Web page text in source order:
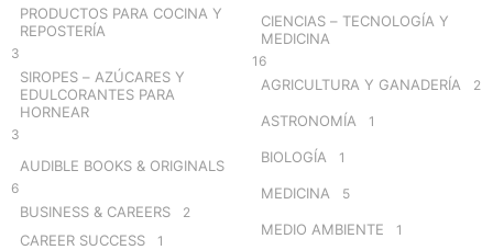
PRODUCTOS PARA COCINA Y
REPOSTERÍA
3
SIROPES – AZÚCARES Y
EDULCORANTES PARA
HORNEAR
3
AUDIBLE BOOKS & ORIGINALS
6
BUSINESS & CAREERS 2
CAREER SUCCESS 1
CIENCIAS – TECNOLOGÍA Y
MEDICINA
16
AGRICULTURA Y GANADERÍA 2
ASTRONOMÍA 1
BIOLOGÍA 1
MEDICINA 5
MEDIO AMBIENTE 1